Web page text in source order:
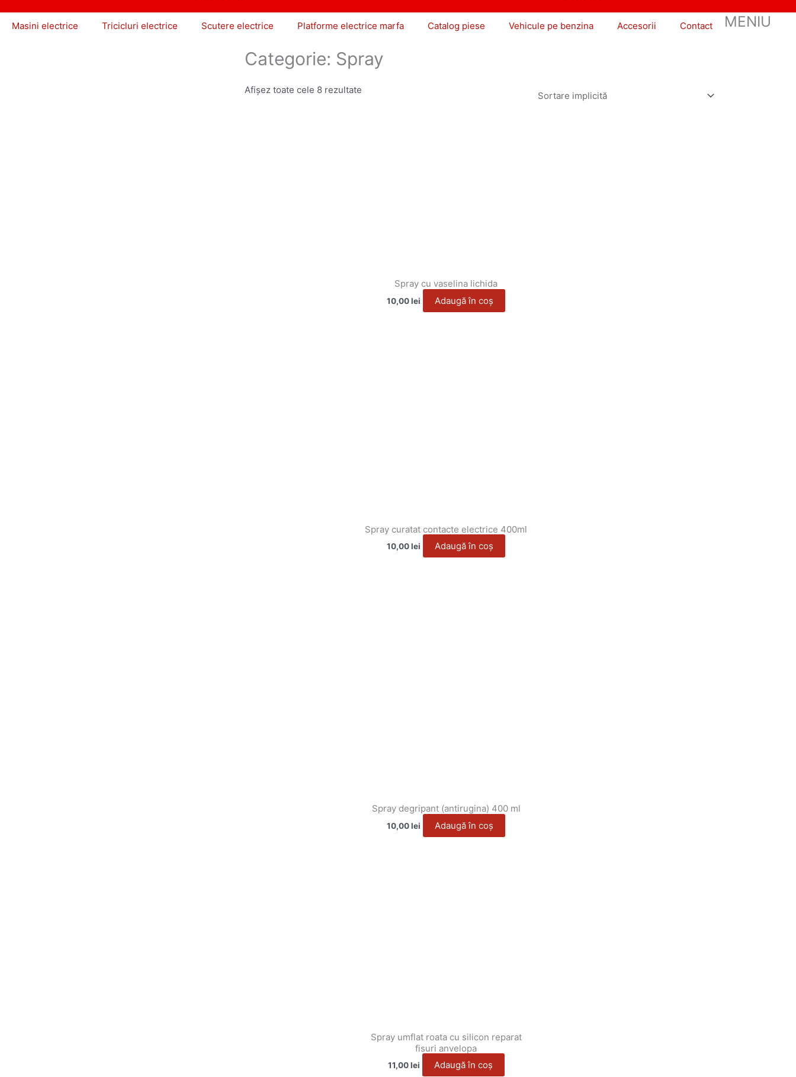
Masini electrice Tricicluri electrice Scutere electrice Platforme electrice marfa Catalog piese Vehicule pe benzina Accesorii Contact MENIU
Categorie: Spray
Afișez toate cele 8 rezultate
Spray cu vaselina lichida
10,00lei Adaugă în coș
Spray curatat contacte electrice 400ml
10,00lei Adaugă în coș
Spray degripant (antirugina) 400 ml
10,00lei Adaugă în coș
Spray umflat roata cu silicon reparat
fisuri anvelopa
11,00lei Adaugă în coș